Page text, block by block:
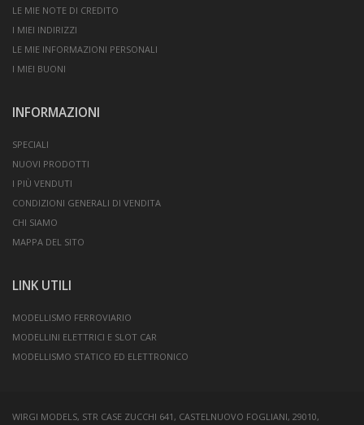
LE MIE NOTE DI CREDITO
I MIEI INDIRIZZI
LE MIE INFORMAZIONI PERSONALI
I MIEI BUONI
INFORMAZIONI
SPECIALI
NUOVI PRODOTTI
I PIÙ VENDUTI
CONDIZIONI GENERALI DI VENDITA
CHI SIAMO
MAPPA DEL SITO
LINK UTILI
MODELLISMO FERROVIARIO
MODELLINI ELETTRICI E SLOT CAR
MODELLISMO STATICO ED ELETTRONICO
WIRGI MODELS, STR CASE ZUCCHI 641, CASTELNUOVO FOGLIANI, 29010,